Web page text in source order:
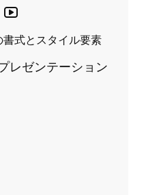
式とスタイル要素
レゼンテーション